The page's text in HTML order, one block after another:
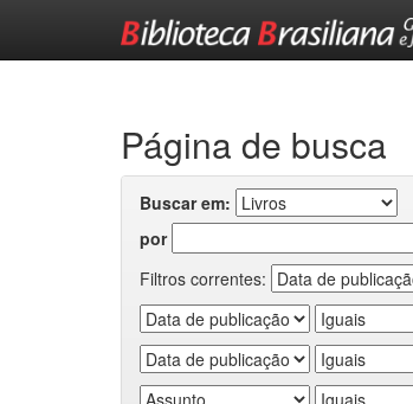
Página de busca
Buscar em:
por
Filtros correntes: